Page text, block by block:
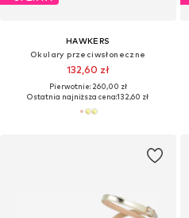
HAWKERS
Okulary przeciwsłoneczne
132,60 zł
Pierwotnie: 260,00 zł
Ostatnia najniższa cena:132,60 zł